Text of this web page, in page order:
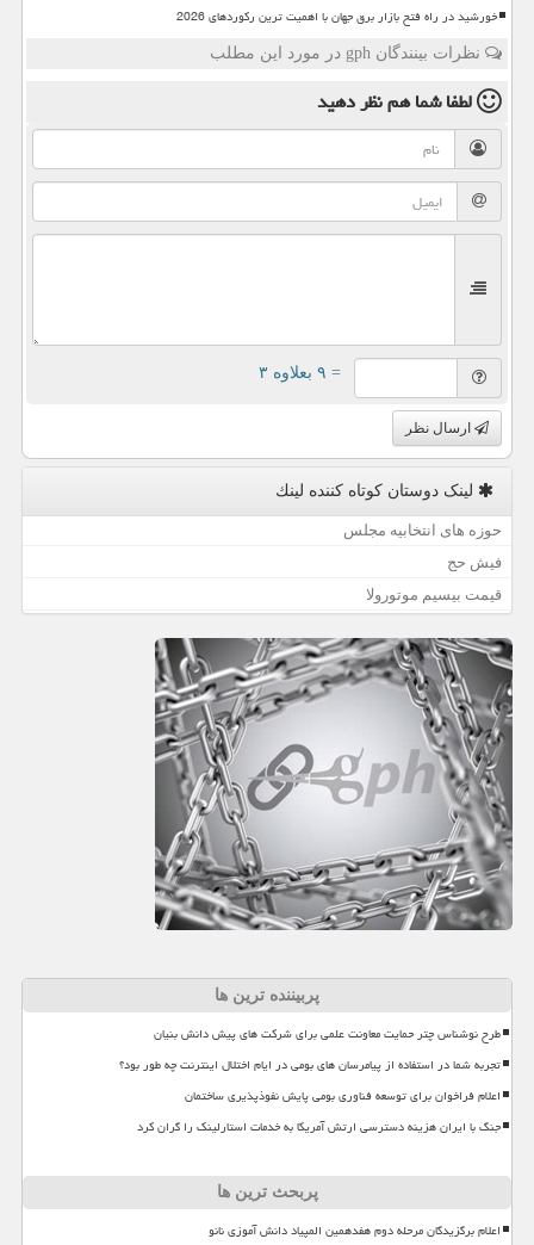
خورشید در راه فتح بازار برق جهان با اهمیت ترین رکوردهای 2026
نظرات بینندگان gph در مورد این مطلب
لطفا شما همنظر دهید
= ۹ بعلاوه ۳
ارسال نظر
لینک دوستان كوتاه كننده لینك
حوزه های انتخابیه مجلس
فیش حج
قیمت بیسیم موتورولا
پربیننده ترین ها
طرح نوشناس چتر حمایت معاونت علمی برای شرکت های پیش دانش بنیان
تجربه شما در استفاده از پیامرسان های بومی در ایام اختلال اینترنت چه طور بود؟
اعلام فراخوان برای توسعه فناوری بومی پایش نفوذپذیری ساختمان
جنگ با ایران هزینه دسترسی ارتش آمریکا به خدمات استارلینک را گران کرد
پربحث ترین ها
اعلام برگزیدگان مرحله دوم هفدهمین المپیاد دانش آموزی نانو